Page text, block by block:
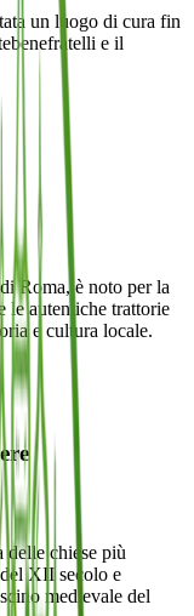
un luogo di cura fin
e il
Roma, è noto per la
le autentiche trattorie
e cultura locale.
delle chiese più
XII secolo e
medievale del